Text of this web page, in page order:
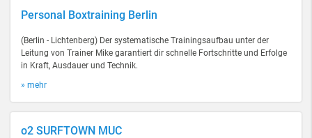
Personal Boxtraining Berlin
(Berlin - Lichtenberg) Der systematische Trainingsaufbau unter der
Leitung von Trainer Mike garantiert dir schnelle Fortschritte und Erfolge
in Kraft, Ausdauer und Technik.
» mehr
o2 SURFTOWN MUC